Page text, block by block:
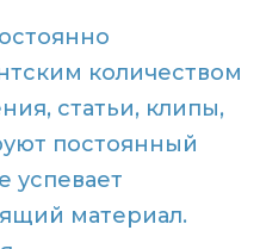
количеством
статьи, клипы,
постоянный
успевает
материал.